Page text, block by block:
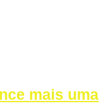
mais uma